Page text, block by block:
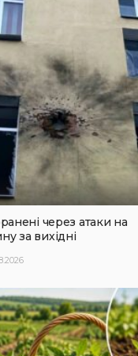
через атаки на
за вихідні